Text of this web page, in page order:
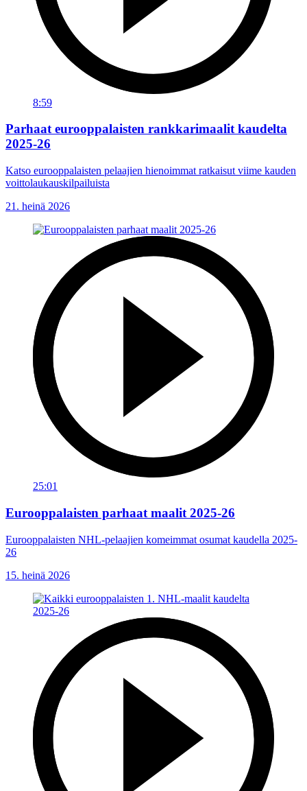
8:59
Parhaat eurooppalaisten rankkarimaalit kaudelta
2025-26
Katso eurooppalaisten pelaajien hienoimmat ratkaisut viime kauden
voittolaukauskilpailuista
21. heinä 2026
25:01
Eurooppalaisten parhaat maalit 2025-26
Eurooppalaisten NHL-pelaajien komeimmat osumat kaudella 2025-
26
15. heinä 2026